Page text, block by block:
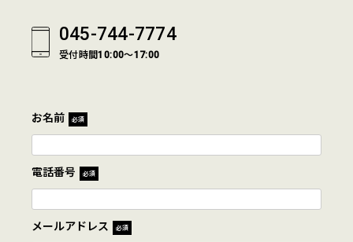
045-744-7774
受付時間10:00～17:00
お名前 必須
電話番号 必須
メールアドレス 必須